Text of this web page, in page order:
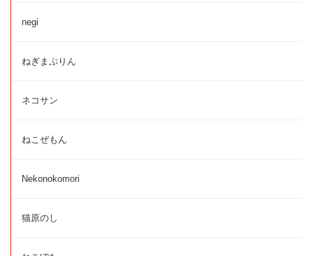
negi
ねぎまぷりん
ネコサン
ねこぜもん
Nekonokomori
猫原のし